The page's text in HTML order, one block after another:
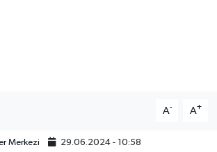
A- A+
Merkezi 29.06.2024 - 10:58